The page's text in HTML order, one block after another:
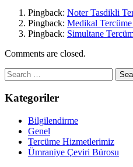
Pingback: Noter Tasdikli
Pingback: Medikal
Pingback: Simultane
Comments are closed.
Kategoriler
Bilgilendirme
Genel
Tercüme Hizmetlerimiz
Ümraniye Çeviri Bürosu